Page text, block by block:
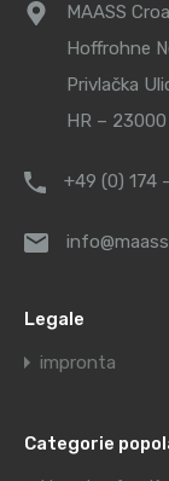
MAASS
Hoffrohne
Privlačka
HR –
+49 (0) 174
Legale
impronta
Categorie